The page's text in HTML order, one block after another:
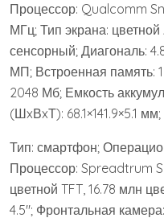
Процессор: Qualcomm
МГц; Тип экрана: цветной
сенсорный; Диагональ:
МП; Встроенная память:
2048 Мб; Емкость
(ШxВxТ): 68.1×141.9×5.1
Тип: смартфон;
Процессор: Spreadtrum
цветной TFT, 16.78 млн
4.5″; Фронтальная